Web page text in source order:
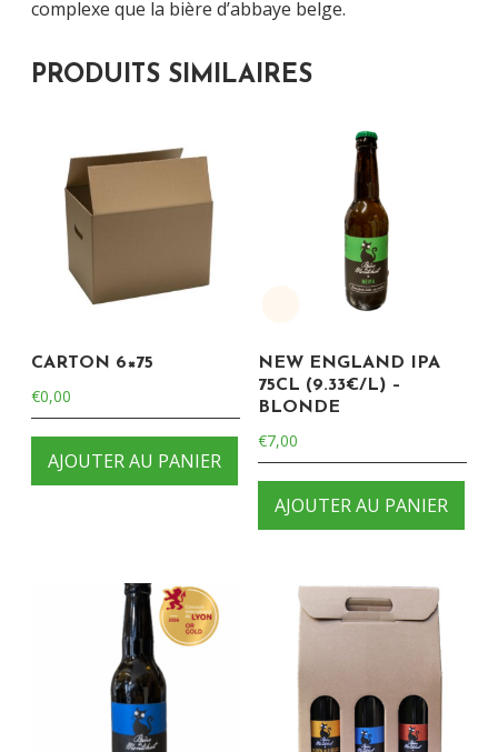
complexe que la bière d’abbaye belge.
PRODUITS SIMILAIRES
CARTON 6×75
€0,00
AJOUTER AU PANIER
NEW ENGLAND IPA
75CL (9.33€/L) –
BLONDE
€7,00
AJOUTER AU PANIER